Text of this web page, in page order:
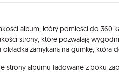
album, który pomieści do 360
strony, które pozwalają
okładka zamykana na gumkę, która
strony albumu ładowane z boku